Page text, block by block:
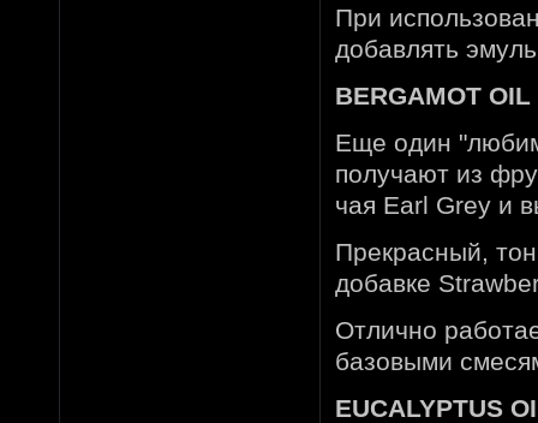
При
добавлять
BERGAMOT
Еще один
получают из
чая Earl Grey и
Прекрасный,
добавке
Отлично
базовыми
EUCALYPTUS